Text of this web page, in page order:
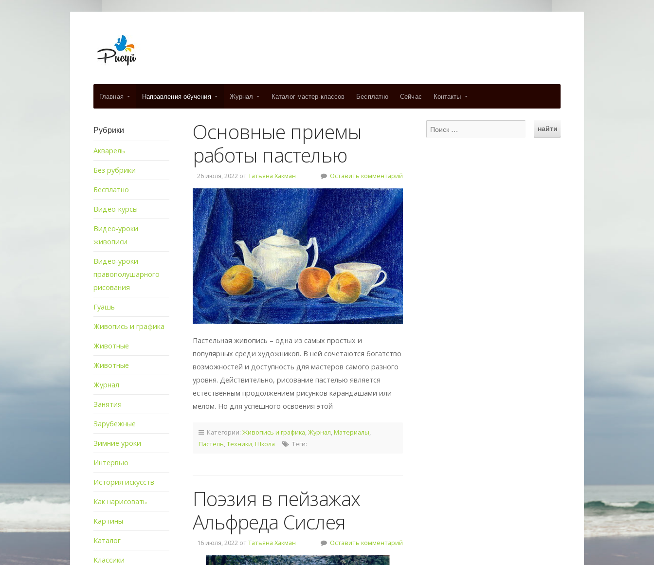
Главная Направления обучения Журнал Каталог мастер-классов Бесплатно Сейчас Контакты
Рубрики
Акварель
Без рубрики
Бесплатно
Видео-курсы
Видео-уроки
живописи
Видео-уроки
правополушарного
рисования
Гуашь
Живопись и графика
Животные
Животные
Журнал
Занятия
Зарубежные
Зимние уроки
Интервью
История искусств
Как нарисовать
Картины
Каталог
Классики
Основные приемы
работы пастелью
26 июля, 2022 от Татьяна Хакман Оставить комментарий
Пастельная живопись – одна из самых простых и
популярных среди художников. В ней сочетаются богатство
возможностей и доступность для мастеров самого разного
уровня. Действительно, рисование пастелью является
естественным продолжением рисунков карандашами или
мелом. Но для успешного освоения этой
Категории: Живопись и графика,Журнал,Материалы,
Пастель,Техники,Школа Теги:
Поэзия в пейзажах
Альфреда Сислея
16 июля, 2022 от Татьяна Хакман Оставить комментарий